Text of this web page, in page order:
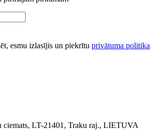
esmu izlasījis un piekrītu privātuma politika
ciemats, LT-21401, Traku raj., LIETUVA